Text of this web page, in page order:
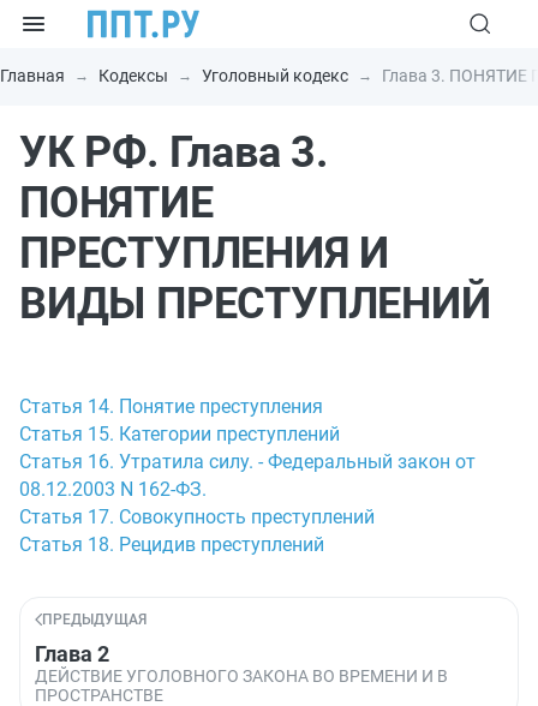
Главная Кодексы Уголовный кодекс Глава 3.
УК РФ. Глава 3.
ПОНЯТИЕ
ПРЕСТУПЛЕНИЯ И
ВИДЫ ПРЕСТУПЛЕНИЙ
Статья 14. Понятие преступления
Статья 15. Категории преступлений
Статья 16. Утратила силу. - Федеральный закон от
08.12.2003 N 162-ФЗ.
Статья 17. Совокупность преступлений
Статья 18. Рецидив преступлений
ПРЕДЫДУЩАЯ
Глава 2
ДЕЙСТВИЕ УГОЛОВНОГО ЗАКОНА ВО ВРЕМЕНИ И В
ПРОСТРАНСТВЕ